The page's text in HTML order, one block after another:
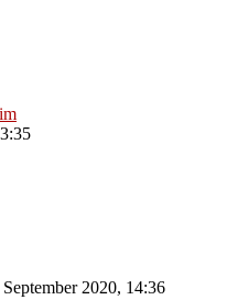
September 2020, 14:36